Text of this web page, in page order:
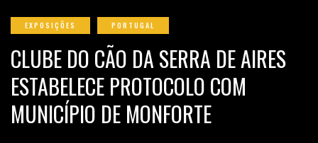
EXPOSIÇÕES PORTUGAL
CLUBE DO CÃO DA SERRA DE AIRES
ESTABELECE PROTOCOLO COM
MUNICÍPIO DE MONFORTE